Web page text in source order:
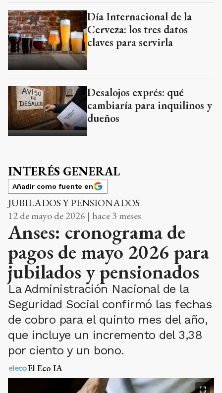
Día Internacional de la
Cerveza: los tres datos
claves para servirla
Desalojos exprés: qué
cambiaría para inquilinos y
dueños
INTERÉS GENERAL
Añadir como fuente en
JUBILADOS Y PENSIONADOS
12 de mayo de 2026 | hace 3 meses
Anses: cronograma de
pagos de mayo 2026 para
jubilados y pensionados
La Administración Nacional de la
Seguridad Social confirmó las fechas
de cobro para el quinto mes del año,
que incluye un incremento del 3,38
por ciento y un bono.
El Eco IA